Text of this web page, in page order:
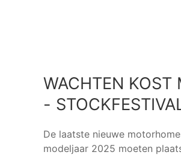
WACHTEN KOST
-
De laatste nieuwe
modeljaar 2025 moeten